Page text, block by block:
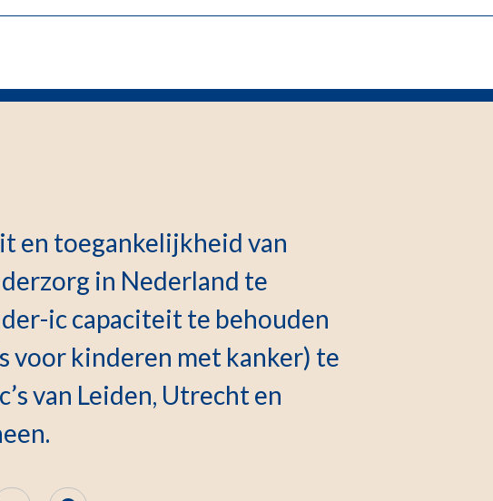
en toegankelijkheid van
in Nederland te
ic capaciteit te behouden
voor kinderen met kanker) te
van Leiden, Utrecht en